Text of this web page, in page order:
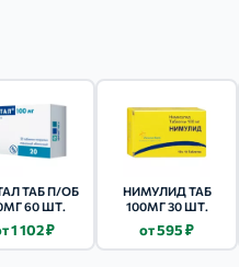
ТАБ П/ОБ
60 ШТ.
1 102 ₽
НИМУЛИД ТАБ
100МГ 30 ШТ.
от 595 ₽